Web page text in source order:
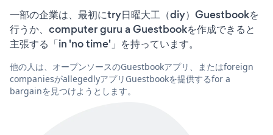
一部の企業は、最初にtry日曜大工（diy）Guestbookを
行うか、computer guru a Guestbookを作成できると
主張する「in 'no time'」を持っています。
他の人は、オープンソースのGuestbookアプリ、またはforeign
companiesがallegedlyアプリGuestbookを提供するfor a
bargainを見つけようとします。